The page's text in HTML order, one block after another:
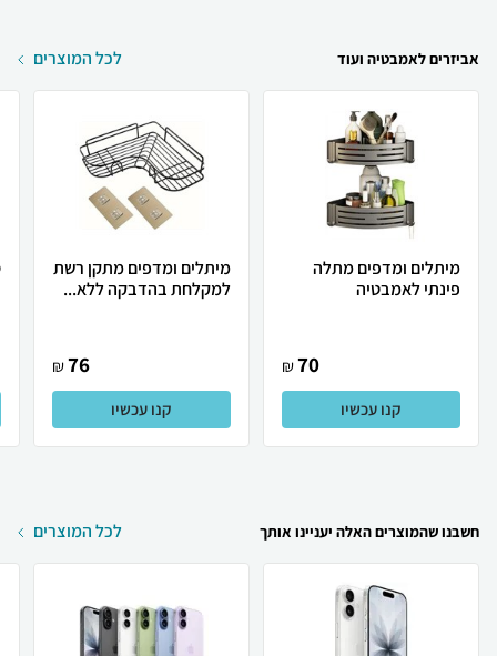
אביזרים לאמבטיה ועוד לכל המוצרים
מיתלים ומדפים מתלה
פינתי לאמבטיה
70
₪
קנו עכשיו
מיתלים ומדפים מתקן רשת
למקלחת בהדבקה ללא...
76
₪
קנו עכשיו
חשבנו שהמוצרים האלה יעניינו אותך לכל המוצרים